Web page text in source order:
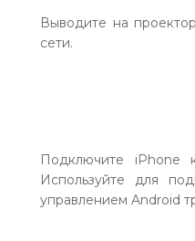
Выводите на
сети.
Подключите iPhone
Используйте для
управлением Android